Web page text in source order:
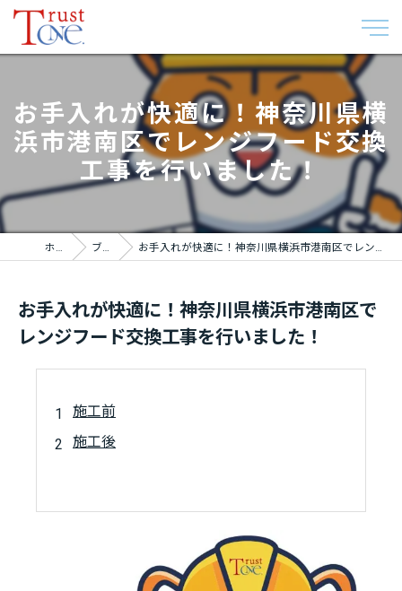
お手入れが快適に！神奈川県横
浜市港南区でレンジフード交換
工事を行いました！
ホーム ブログ お手入れが快適に！神奈川県横浜市港南区でレンジフード交換工事を行いました！
お手入れが快適に！神奈川県横浜市港南区で
レンジフード交換工事を行いました！
施工前
施工後